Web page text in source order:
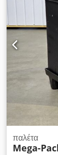
Κατάσταση:
97900
παλέτα
Mega-